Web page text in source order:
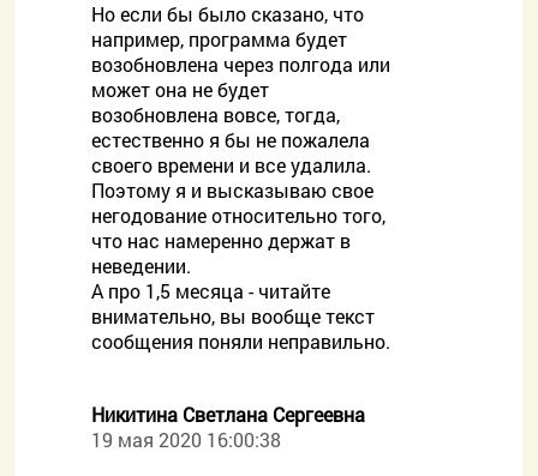
Но если бы было сказано, что
например, программа будет
возобновлена через полгода или
может она не будет
возобновлена вовсе, тогда,
естественно я бы не пожалела
своего времени и все удалила.
Поэтому я и высказываю свое
негодование относительно того,
что нас намеренно держат в
неведении.
А про 1,5 месяца - читайте
внимательно, вы вообще текст
сообщения поняли неправильно.
Никитина Светлана Сергеевна
19 мая 2020 16:00:38